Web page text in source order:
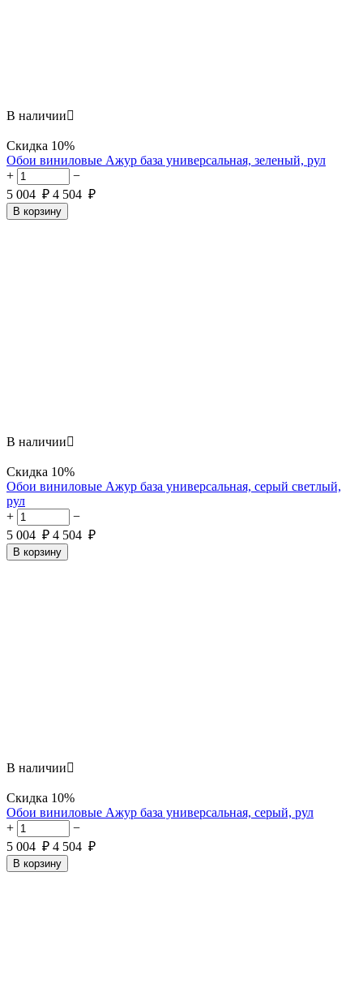
В наличии
Скидка 10%
Обои виниловые Ажур база универсальная, зеленый, рул
+
−
5 004 ₽ 4 504 ₽
В корзину
В наличии
Скидка 10%
Обои виниловые Ажур база универсальная, серый светлый,
рул
+
−
5 004 ₽ 4 504 ₽
В корзину
В наличии
Скидка 10%
Обои виниловые Ажур база универсальная, серый, рул
+
−
5 004 ₽ 4 504 ₽
В корзину